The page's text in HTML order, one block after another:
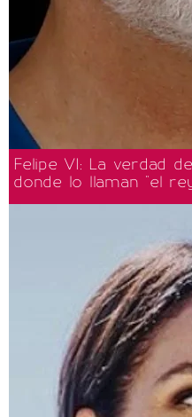
Felipe VI: La verdad
donde lo llaman "el